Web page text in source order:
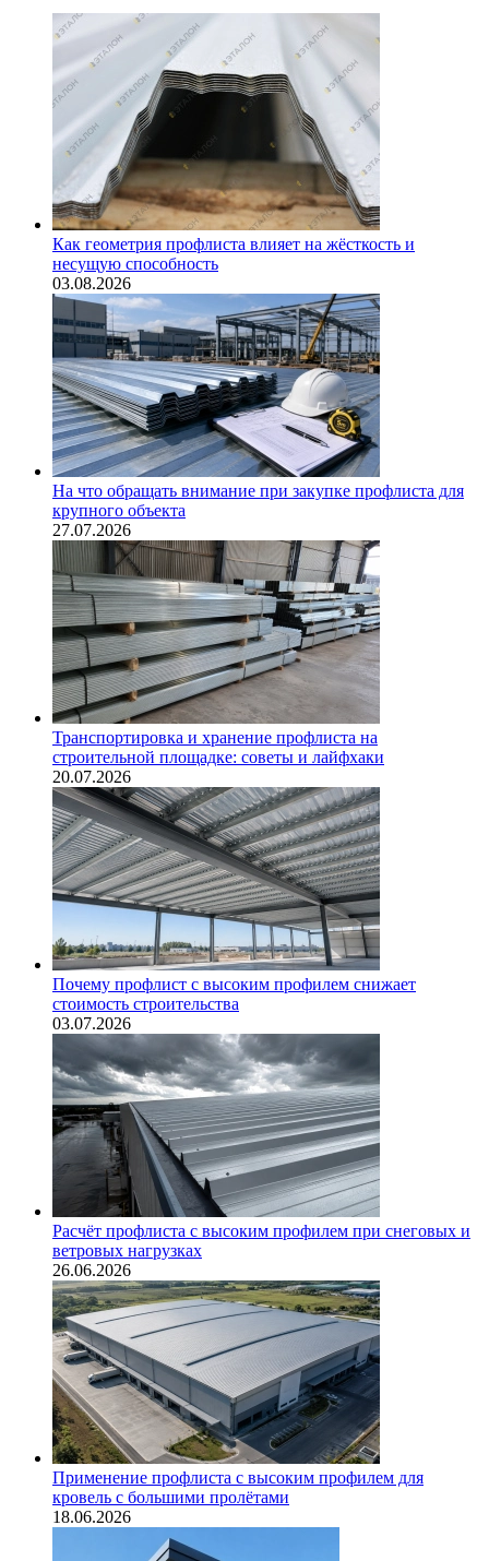
Как геометрия профлиста влияет на жёсткость и
несущую способность
03.08.2026
На что обращать внимание при закупке профлиста для
крупного объекта
27.07.2026
Транспортировка и хранение профлиста на
строительной площадке: советы и лайфхаки
20.07.2026
Почему профлист с высоким профилем снижает
стоимость строительства
03.07.2026
Расчёт профлиста с высоким профилем при снеговых и
ветровых нагрузках
26.06.2026
Применение профлиста с высоким профилем для
кровель с большими пролётами
18.06.2026